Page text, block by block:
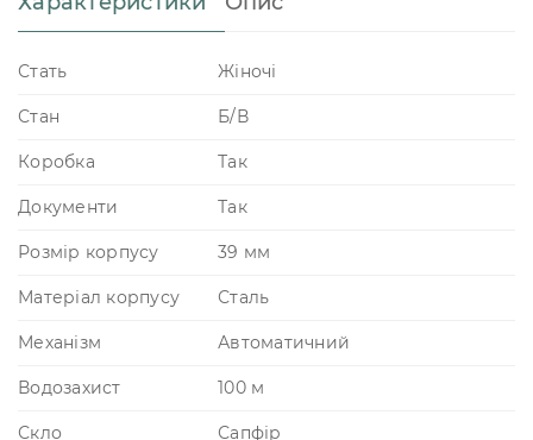
Стать Жіночі
Стан Б/В
Коробка Так
Документи Так
Розмір корпусу 39 мм
Матеріал корпусу Сталь
Механізм Автоматичний
Водозахист 100 м
Скло Сапфір